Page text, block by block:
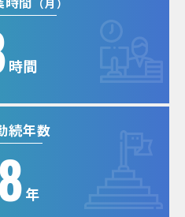
（月）
時間
続年数
年